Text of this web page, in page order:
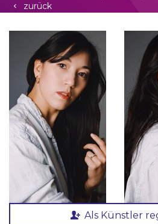
zurück
Als Künstler